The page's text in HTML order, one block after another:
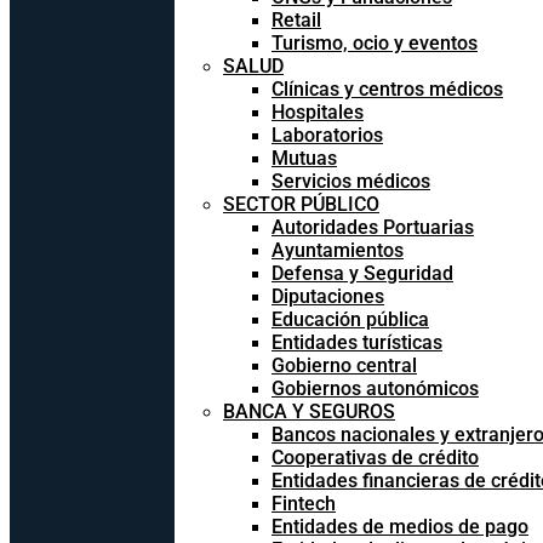
Retail
Turismo, ocio y eventos
SALUD
Clínicas y centros médicos
Hospitales
Laboratorios
Mutuas
Servicios médicos
SECTOR PÚBLICO
Autoridades Portuarias
Ayuntamientos
Defensa y Seguridad
Diputaciones
Educación pública
Entidades turísticas
Gobierno central
Gobiernos autonómicos
BANCA Y SEGUROS
Bancos nacionales y
Cooperativas de crédito
Entidades financieras de
Fintech
Entidades de medios de pago